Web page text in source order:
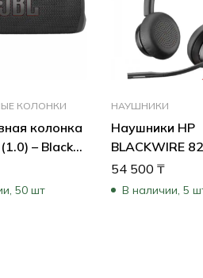
КОЛОНКИ
колонка
– Black
(Черный)
50 шт
НАУШНИКИ
Наушники HP
BLACKWIRE
772K4AA
54 500₸
В наличии, 5